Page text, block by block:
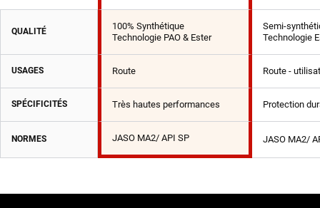
QUALITÉ
100% Synthétique
Technologie PAO & Ester
Semi-
Technologie
USAGES Route Route -
SPÉCIFICITÉS Très hautes performances Protection
NORMES JASO MA2/ API SP JASO MA2/